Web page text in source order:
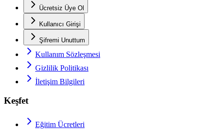
Ücretsiz Üye Ol
Kullanıcı Girişi
Şifremi Unuttum
Kullanım Sözleşmesi
Gizlilik Politikası
İletişim Bilgileri
Keşfet
Eğitim Ücretleri